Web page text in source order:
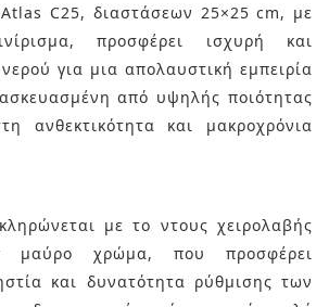
C25, διαστάσεων 25×25 cm, με
προσφέρει ισχυρή και
για μια απολαυστική εμπειρία
από υψηλής ποιότητας
ανθεκτικότητα και μακροχρόνια
με το ντους χειρολαβής
χρώμα, που προσφέρει
και δυνατότητα ρύθμισης των